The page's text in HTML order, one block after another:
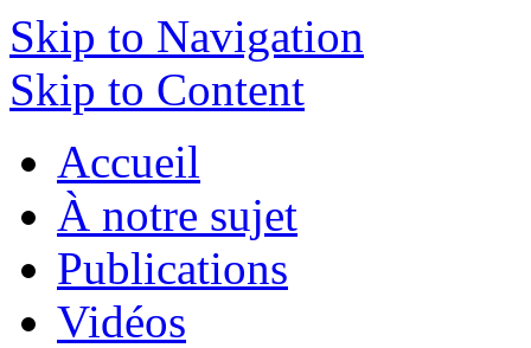
Skip to Navigation
Skip to Content
Accueil
À notre sujet
Publications
Vidéos